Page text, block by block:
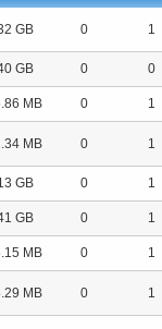
GB 0 1
GB 0 0
MB 0 1
MB 0 1
GB 0 1
GB 0 1
MB 0 1
MB 0 1